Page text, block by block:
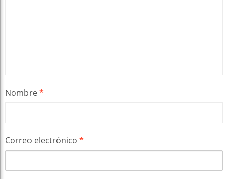
Nombre*
Correo electrónico *